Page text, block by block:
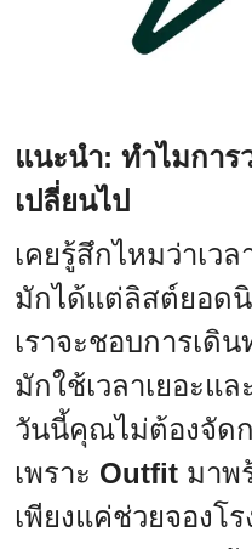
แนะนำ: ทำไมการ
เปลี่ยนไป
เคยรู้สึกไหมว่าเว
มักได้แต่ลิสต์ยอด
เราจะชอบการเดิ
มักใช้เวลาเยอะแ
วันนี้คุณไม่ต้องจัดก
เพราะ Outfit มาพ
เพียงแค่ช่วยจองโ